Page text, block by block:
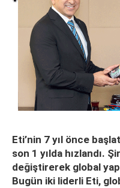
Eti’nin 7 yıl önce
son 1 yılda hızlandı.
değiştirerek global
Bugün iki liderli Eti,